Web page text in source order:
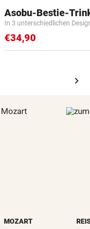
Asobu-Bestie-
In 3 unterschiedlichen
€34,90
chevron_right
MOZART